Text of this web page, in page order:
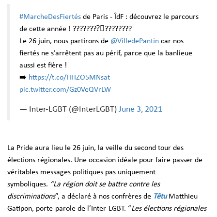
#MarcheDesFiertés de Paris - ÎdF : découvrez le parcours
de cette année ! ????????️‍⚧️????️‍????
Le 26 juin, nous partirons de @VilledePantin car nos
fiertés ne s’arrêtent pas au périf, parce que la banlieue
aussi est fière !
➡️ https://t.co/HHZO5MNsat
pic.twitter.com/Gz0VeQVrLW
— Inter-LGBT (@InterLGBT) June 3, 2021
La Pride aura lieu le 26 juin, la veille du second tour des
élections régionales. Une occasion idéale pour faire passer de
véritables messages politiques pas uniquement
symboliques. “La région doit se battre contre les
discriminations”, a déclaré à nos confrères de TêtuMatthieu
Gatipon, porte-parole de l’Inter-LGBT. “Les élections régionales